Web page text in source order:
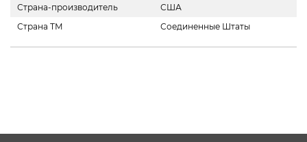
Страна-производитель
США
Страна ТМ
Соединенные Штаты